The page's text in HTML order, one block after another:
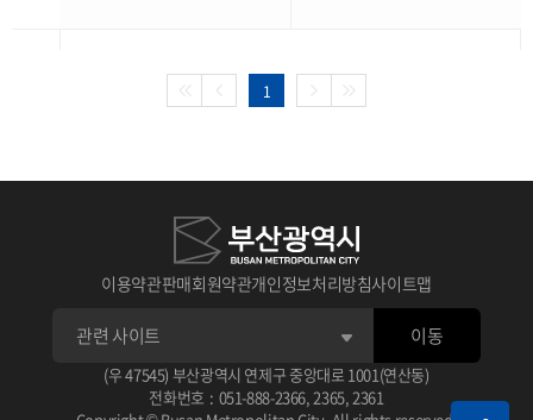
1
이용약관판매회원약관개인정보처리방침사이트맵
(우 47545) 부산광역시 연제구 중앙대로 1001(연산동)
전화번호 : 051-888-2366 2365, 2361
이동